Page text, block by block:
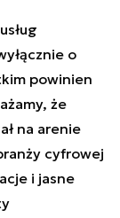
o
powinien
że
na arenie
cyfrowej
i jasne